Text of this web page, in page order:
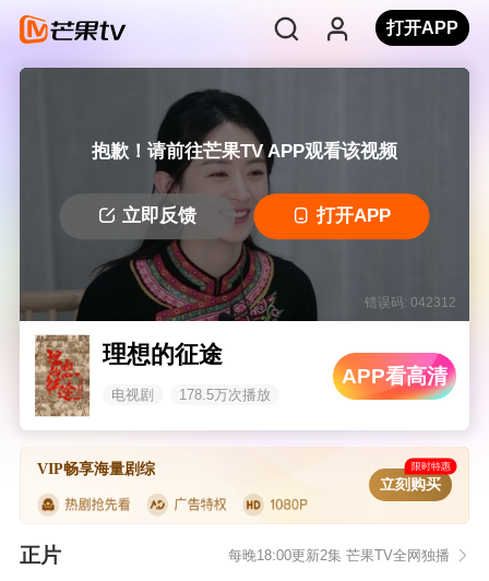
打开APP
抱歉！请前往芒果TV APP观看该视频
立即反馈 打开APP
错误码: 042312
理想的征途
电视剧 178.5万次播放
APP看高清
VIP畅享海量剧综 限时特惠
立刻购买
正片 每晚18:00更新2集 芒果TV全网独播